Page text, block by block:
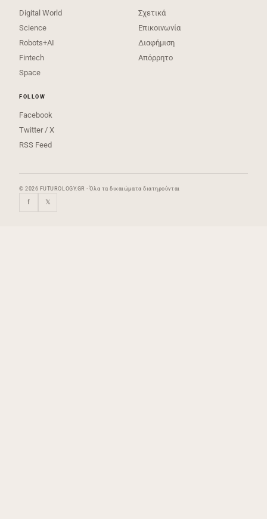
Digital World
Science
Robots+AI
Fintech
Space
Σχετικά
Επικοινωνία
Διαφήμιση
Απόρρητο
FOLLOW
Facebook
Twitter / X
RSS Feed
© 2026 FUTUROLOGY.GR · Όλα τα δικαιώματα διατηρούνται
f 𝕏